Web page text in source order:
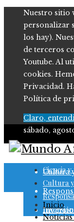
Nuestro sitio
personalizar
los hay).
de terceros
Youtube. Al
cookies.
Privacidad.
Política de
Claro,
sábado,
Ciencia
Cultura
Ciencia
Cultura
Inicio
Noticias